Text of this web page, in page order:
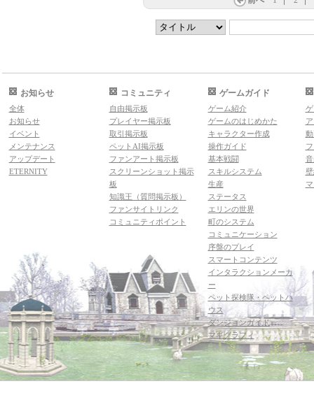
お知らせ
全体
お知らせ
イベント
メンテナンス
アップデート
ETERNITY
コミュニティ
自由掲示板
プレイヤー掲示板
取引掲示板
ペットAI掲示板
ファンアート掲示板
スクリーンショット掲示
板
知識王（質問掲示板）
ファンサイトリンク
コミュニティポイント
ゲームガイド
ゲーム紹介
ゲームのはじめかた
キャラクター作成
操作ガイド
基本戦闘
スキルシステム
生産
ステータス
エリンの世界
町のシステム
コミュニケーション
序盤のプレイ
スマートコンテンツ
インタラクションメーカ
ー
ペット探検隊・ペットハ
ウス
ダンジョンガイド
マギグラフィ